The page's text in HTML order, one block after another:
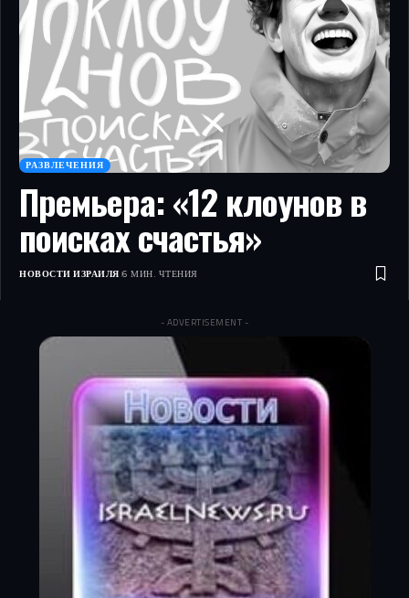
РАЗВЛЕЧЕНИЯ
Премьера: «12 клоунов в
поисках счастья»
НОВОСТИ ИЗРАИЛЯ 6 МИН. ЧТЕНИЯ
- ADVERTISEMENT -